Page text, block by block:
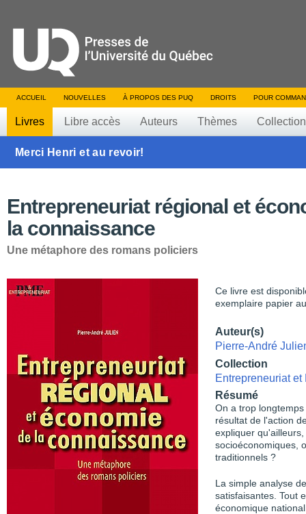
ACCUEIL NOUVELLES À PROPOS DES PUQ DROITS POUR
Livres Libre accès Auteurs Thèmes
Merci Henri et au revoir!
Entrepreneuriat régional et
la connaissance
Une métaphore des romans policiers
Ce livre est
exemplaire papier
Auteur(s)
Pierre-André
Collection
Entrepreneuriat et
Résumé
On a trop
résultat de l'action
expliquer
socioéconomiques,
traditionnels ?
La simple analyse
satisfaisantes. Tout
économique